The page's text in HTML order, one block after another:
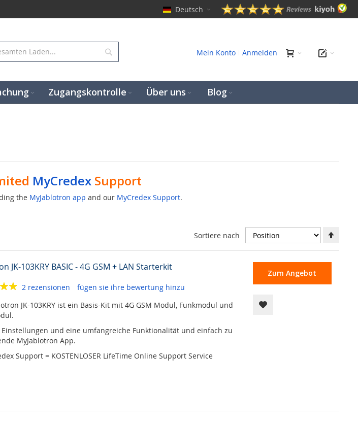
Deutsch
Mein Konto Anmelden
Zugangskontrolle Über uns Blog
MyCredexSupport
the MyJablotron app and our MyCredex Support.
Sortiere nach
JK-103KRY BASIC - 4G GSM + LAN Starterkit
2 rezensionen
fügen sie ihre bewertung hinzu
JK-103KRY ist ein Basis-Kit mit 4G GSM Modul, Funkmodul und
Einstellungen und eine umfangreiche Funktionalität und einfach zu
MyJablotron App.
Support = KOSTENLOSER LifeTime Online Support Service
Zum Angebot